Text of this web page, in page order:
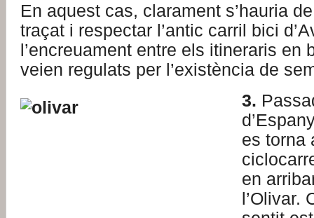
En aquest cas, clarament s’hauria
traçat i respectar l’antic carril bici
l’encreuament entre els itineraris en
veien regulats per l’existència de
3.
es torna
en
l’Olivar.